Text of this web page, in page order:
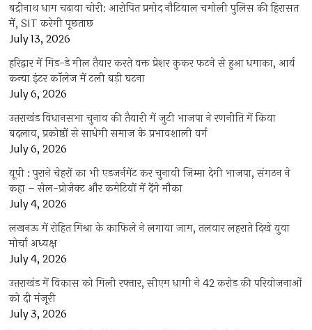
बद्रीनाथ धाम चढ़ावा चोरी: आरोपित प्रमोद नौटियाल चमोली पुलिस की हिरासत
में, SIT करेगी पूछताछ
July 13, 2026
हरिद्वार में मिड-डे मील तैयार करते वक्त प्रेशर कुकर फटने से हुआ धमाका, आर्य
कन्या इंटर कॉलेज में टली बड़ी घटना
July 6, 2026
उत्तराखंंड विधानसभा चुनाव की तैयारी में जुटी भाजपा ने रणनीति में किया
बदलाव, प्रकोष्ठों से साधेगी समाज के प्रभावशाली वर्ग
July 6, 2026
यूपी : पुराने चेहरों का भी एडजर्नमेंट कर चुनावी जिम्मा देगी भाजपा, संगठन ने
कहा – सेल-प्रोजेक्ट और कमेटियों में देंगे मौका
July 4, 2026
लखनऊ में रोहित मिश्रा के काफिले ने लगाया जाम, तलवार लहराते दिखे युवा
मोर्चा अध्यक्ष
July 4, 2026
उत्तराखंड में विकास को मिली रफ्तार, सीएम धामी ने 42 करोड़ की परियोजनाओं
को दी मंजूरी
July 3, 2026